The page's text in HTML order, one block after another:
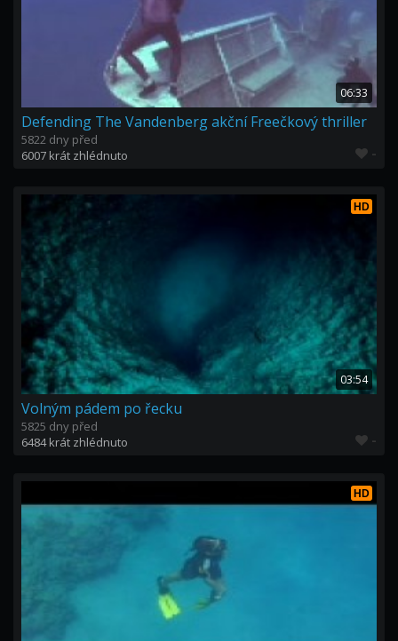
06:33
Defending The Vandenberg akční Freečkový thriller
5822 dny před
6007 krát zhlédnuto
-
HD
03:54
Volným pádem po řecku
5825 dny před
6484 krát zhlédnuto
-
HD